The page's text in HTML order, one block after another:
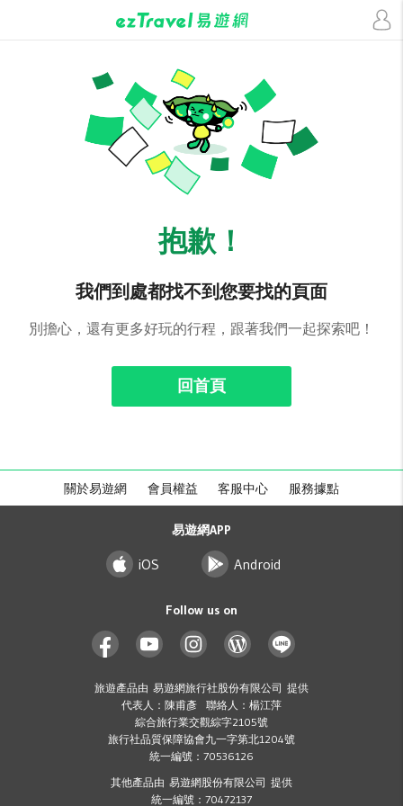
抱歉！
我們到處都找不到您要找的頁面
別擔心，還有更多好玩的行程，跟著我們一起探索吧！
回首頁
關於易遊網 會員權益 客服中心 服務據點
易遊網APP
iOS Android
Follow us on
旅遊產品由 易遊網旅行社股份有限公司 提供
代表人：陳甫彥 聯絡人：楊江萍
綜合旅行業交觀綜字2105號
旅行社品質保障協會九一字第北1204號
統一編號：70536126
其他產品由 易遊網股份有限公司 提供
統一編號：70472137